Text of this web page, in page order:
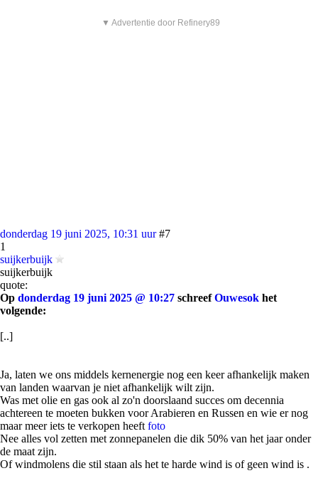
▼ Advertentie door Refinery89
donderdag 19 juni 2025, 10:31 uur #7
1
suijkerbuijk
suijkerbuijk
quote:
Op donderdag 19 juni 2025 @ 10:27 schreefOuwesok het
volgende:
[..]
Ja, laten we ons middels kernenergie nog een keer afhankelijk maken
van landen waarvan je niet afhankelijk wilt zijn.
Was met olie en gas ook al zo'n doorslaand succes om decennia
achtereen te moeten bukken voor Arabieren en Russen en wie er nog
maar meer iets te verkopen heeft foto
Nee alles vol zetten met zonnepanelen die dik 50% van het jaar onder
de maat zijn.
Of windmolens die stil staan als het te harde wind is of geen wind is .